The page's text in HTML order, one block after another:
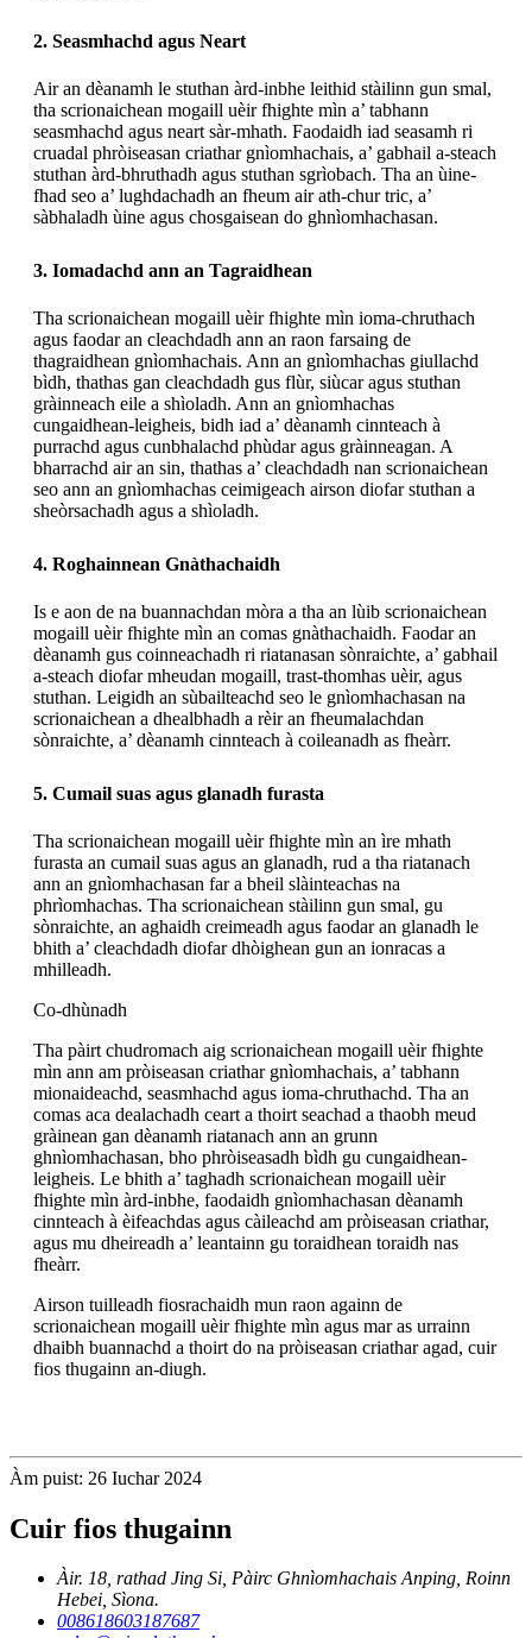
2. Seasmhachd agus Neart
Air an dèanamh le stuthan àrd-inbhe leithid stàilinn gun smal,
tha scrionaichean mogaill uèir fhighte mìn a’ tabhann
seasmhachd agus neart sàr-mhath. Faodaidh iad seasamh ri
cruadal phròiseasan criathar gnìomhachais, a’ gabhail a-steach
stuthan àrd-bhruthadh agus stuthan sgrìobach. Tha an ùine-
fhad seo a’ lughdachadh an fheum air ath-chur tric, a’
sàbhaladh ùine agus chosgaisean do ghnìomhachasan.
3. Iomadachd ann an Tagraidhean
Tha scrionaichean mogaill uèir fhighte mìn ioma-chruthach
agus faodar an cleachdadh ann an raon farsaing de
thagraidhean gnìomhachais. Ann an gnìomhachas giullachd
bìdh, thathas gan cleachdadh gus flùr, siùcar agus stuthan
gràinneach eile a shìoladh. Ann an gnìomhachas
cungaidhean-leigheis, bidh iad a’ dèanamh cinnteach à
purrachd agus cunbhalachd phùdar agus gràinneagan. A
bharrachd air an sin, thathas a’ cleachdadh nan scrionaichean
seo ann an gnìomhachas ceimigeach airson diofar stuthan a
sheòrsachadh agus a shìoladh.
4. Roghainnean Gnàthachaidh
Is e aon de na buannachdan mòra a tha an lùib scrionaichean
mogaill uèir fhighte mìn an comas gnàthachaidh. Faodar an
dèanamh gus coinneachadh ri riatanasan sònraichte, a’ gabhail
a-steach diofar mheudan mogaill, trast-thomhas uèir, agus
stuthan. Leigidh an sùbailteachd seo le gnìomhachasan na
scrionaichean a dhealbhadh a rèir an fheumalachdan
sònraichte, a’ dèanamh cinnteach à coileanadh as fheàrr.
5. Cumail suas agus glanadh furasta
Tha scrionaichean mogaill uèir fhighte mìn an ìre mhath
furasta an cumail suas agus an glanadh, rud a tha riatanach
ann an gnìomhachasan far a bheil slàinteachas na
phrìomhachas. Tha scrionaichean stàilinn gun smal, gu
sònraichte, an aghaidh creimeadh agus faodar an glanadh le
bhith a’ cleachdadh diofar dhòighean gun an ionracas a
mhilleadh.
Co-dhùnadh
Tha pàirt chudromach aig scrionaichean mogaill uèir fhighte
mìn ann am pròiseasan criathar gnìomhachais, a’ tabhann
mionaideachd, seasmhachd agus ioma-chruthachd. Tha an
comas aca dealachadh ceart a thoirt seachad a thaobh meud
gràinean gan dèanamh riatanach ann an grunn
ghnìomhachasan, bho phròiseasadh bìdh gu cungaidhean-
leigheis. Le bhith a’ taghadh scrionaichean mogaill uèir
fhighte mìn àrd-inbhe, faodaidh gnìomhachasan dèanamh
cinnteach à èifeachdas agus càileachd am pròiseasan criathar,
agus mu dheireadh a’ leantainn gu toraidhean toraidh nas
fheàrr.
Airson tuilleadh fiosrachaidh mun raon againn de
scrionaichean mogaill uèir fhighte mìn agus mar as urrainn
dhaibh buannachd a thoirt do na pròiseasan criathar agad, cuir
fios thugainn an-diugh.
Àm puist: 26 Iuchar 2024
Cuir fios thugainn
Àir. 18, rathad Jing Si, Pàirc Ghnìomhachais Anping, Roinn
Hebei, Sìona.
008618603187687